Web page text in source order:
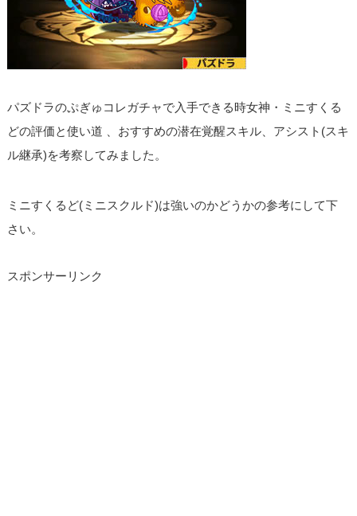
パズドラのぷぎゅコレガチャで入手できる時女神・ミニすくる
どの評価と使い道 、おすすめの潜在覚醒スキル、アシスト(スキ
ル継承)を考察してみました。
ミニすくるど(ミニスクルド)は強いのかどうかの参考にして下
さい。
スポンサーリンク